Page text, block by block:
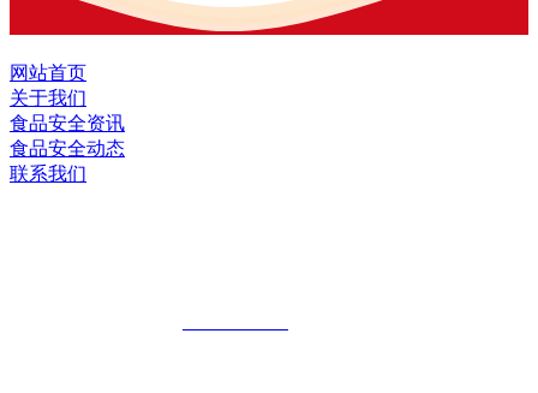
网站首页
关于我们
食品安全资讯
食品安全动态
联系我们